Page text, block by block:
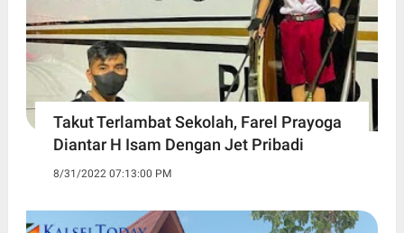
Takut Terlambat Sekolah, Farel Prayoga
Diantar H Isam Dengan Jet Pribadi
8/31/2022 07:13:00 PM